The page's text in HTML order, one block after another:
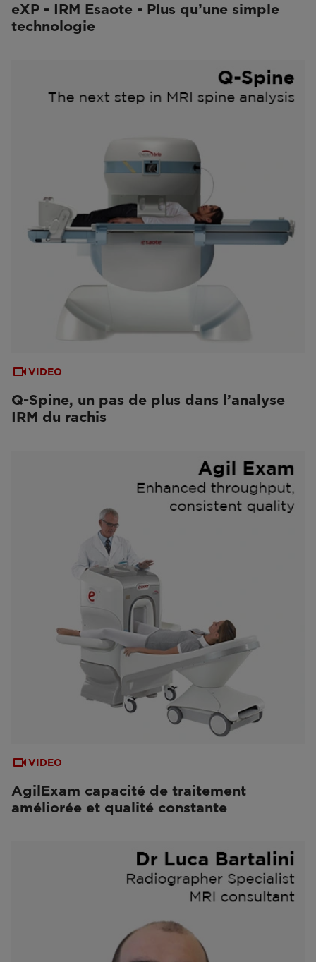
eXP - IRM Esaote - Plus qu’une simple
technologie
VIDEO
Q-Spine, un pas de plus dans l’analyse
IRM du rachis
VIDEO
AgilExam capacité de traitement
améliorée et qualité constante